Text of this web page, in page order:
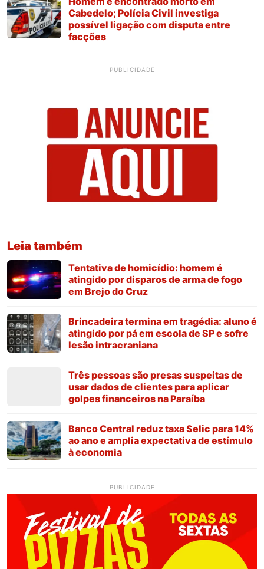
Cabedelo; Polícia Civil investiga
possível ligação com disputa entre
facções
PUBLICIDADE
Leia também
Tentativa de homicídio: homem é
atingido por disparos de arma de fogo
em Brejo do Cruz
Brincadeira termina em tragédia: aluno é
atingido por pá em escola de SP e sofre
lesão intracraniana
Três pessoas são presas suspeitas de
usar dados de clientes para aplicar
golpes financeiros na Paraíba
Banco Central reduz taxa Selic para 14%
ao ano e amplia expectativa de estímulo
à economia
PUBLICIDADE